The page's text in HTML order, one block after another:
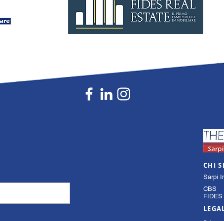
CHI
Sarpi
CBS